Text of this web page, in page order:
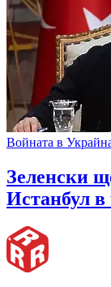
Войната в
Зеленски
Истанбул в